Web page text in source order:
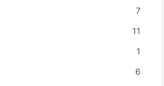
7
11
1
6